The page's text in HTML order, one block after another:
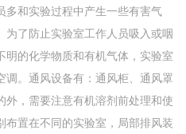
多和实验过程中产生一些有害气
了防止实验室工作人员吸入或咽
明的化学物质和有机气体，实验室
调。通风设备有：通风柜、通风罩
外，需要注意有机溶剂前处理和使
布置在不同的实验室，局部排风装